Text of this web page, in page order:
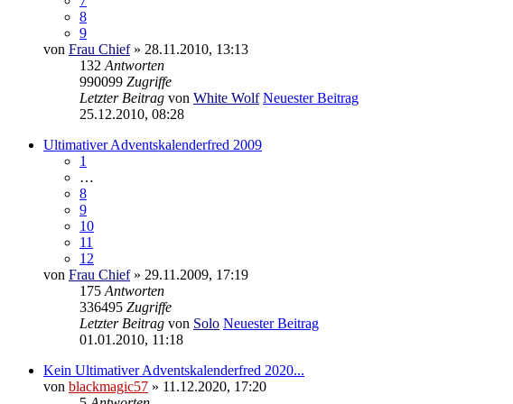
8
9
von Frau Chief» 28.11.2010, 13:13
132 Antworten
990099 Zugriffe
Letzter Beitrag von White Wolf Neuester Beitrag
25.12.2010, 08:28
Ultimativer Adventskalenderfred 2009
1
…
8
9
10
11
12
von Frau Chief» 29.11.2009, 17:19
175 Antworten
336495 Zugriffe
Letzter Beitrag von Solo Neuester Beitrag
01.01.2010, 11:18
Kein Ultimativer Adventskalenderfred 2020...
von blackmagic57 » 11.12.2020, 17:20